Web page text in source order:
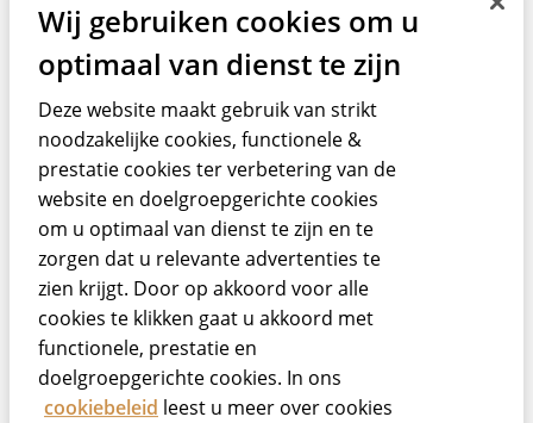
Goed bereikbaar
BEKIJK DE
MOGELIJKHEDEN
Wij gebruiken cookies om u
optimaal van dienst te zijn
Deze website maakt gebruik van strikt
noodzakelijke cookies, functionele &
prestatie cookies ter verbetering van de
website en doelgroepgerichte cookies
om u optimaal van dienst te zijn en te
zorgen dat u relevante advertenties te
zien krijgt. Door op akkoord voor alle
cookies te klikken gaat u akkoord met
functionele, prestatie en
doelgroepgerichte cookies. In ons
cookiebeleid leest u meer over cookies